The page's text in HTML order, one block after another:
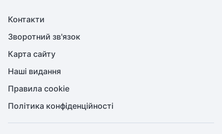
Контакти
Зворотний зв'язок
Карта сайту
Наші видання
Правила cookie
Політика конфіденційності